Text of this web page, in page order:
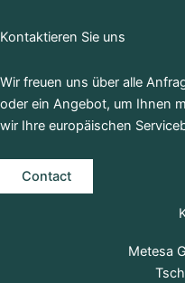
Kontaktieren Sie uns
Wir freuen uns über alle
oder ein Angebot, um Ihnen
wir Ihre europäischen
Contact
Metesa